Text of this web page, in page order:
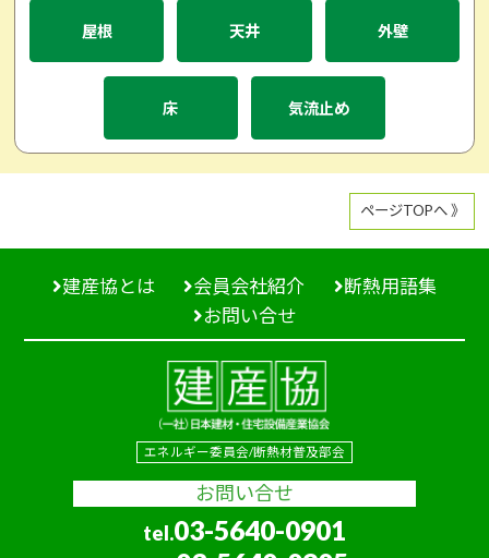
屋根 天井 外壁
床 気流止め
ページTOPへ 》
建産協とは 会員会社紹介
断熱用語集
お問い合せ
エネルギー委員会/断熱材普及部会
お問い合せ
tel.03-5640-0901